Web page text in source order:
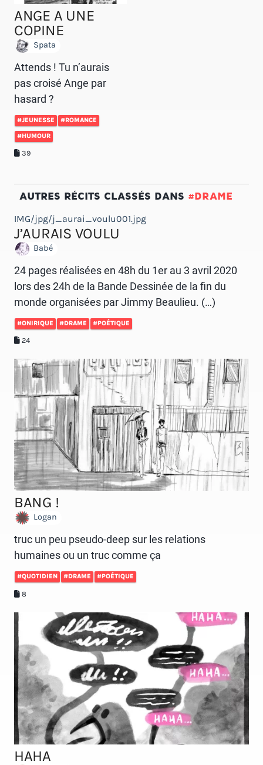
ANGE A UNE
COPINE
Spata
Attends ! Tu n’aurais
pas croisé Ange par
hasard ?
#JEUNESSE #ROMANCE
#HUMOUR
39
AUTRES RÉCITS CLASSÉS DANS #DRAME
IMG/jpg/j_aurai_voulu001.jpg
J’AURAIS VOULU
Babé
24 pages réalisées en 48h du 1er au 3 avril 2020
lors des 24h de la Bande Dessinée de la fin du
monde organisées par Jimmy Beaulieu. (…)
#ONIRIQUE #DRAME #POÉTIQUE
24
BANG !
Logan
truc un peu pseudo-deep sur les relations
humaines ou un truc comme ça
#QUOTIDIEN #DRAME #POÉTIQUE
8
HAHA